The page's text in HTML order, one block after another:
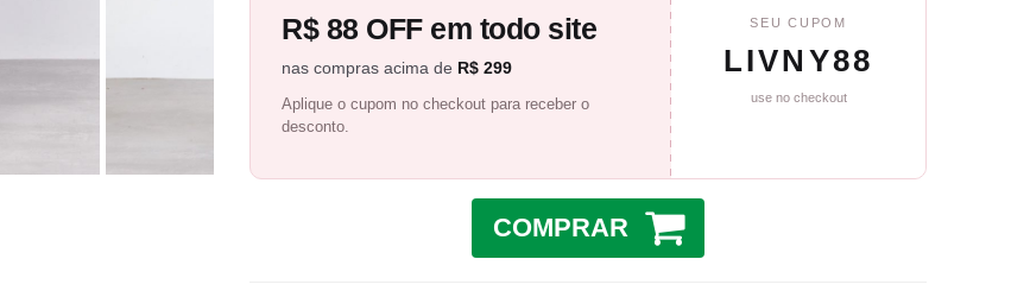
R$ 88 OFF em todo site
nas compras acima de R$ 299
Aplique o cupom no checkout para receber o
desconto.
SEU CUPOM
LIVNY88
use no checkout
COMPRAR